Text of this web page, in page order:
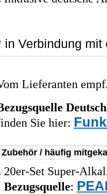
in Verbindung
Lieferanten
Sie hier:
Zubehör / häufig
20er-Set Super-
Bezugsquelle: